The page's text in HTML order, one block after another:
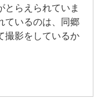
とらえられていま
ているのは、同郷
撮影をしているか